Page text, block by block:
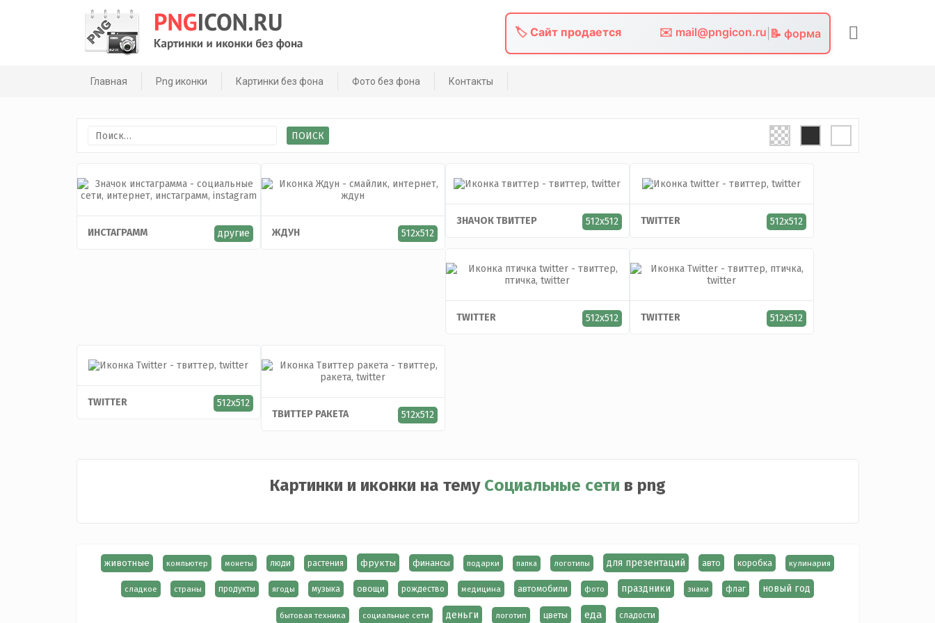
🏷️ Сайт продается ✉️ mail@pngicon.ru 📝 форма
Главная Png иконки Картинки без фона Фото без фона Контакты
Найти:
ИНСТАГРАММ другие ЖДУН 512x512
ЗНАЧОК ТВИТТЕР 512x512 TWITTER 512x512
TWITTER 512x512 TWITTER 512x512
TWITTER
512x512
ТВИТТЕР РАКЕТА
512x512
Картинки и иконки на тему Социальные сети в png
животные компьютер монеты люди растения фрукты финансы подарки папка логотипы для презентаций авто коробка кулинария
сладкое страны продукты ягоды музыка овощи рождество медицина автомобили фото праздники знаки флаг новый год
бытовая техника социальные сети деньги логотип цветы еда сладости